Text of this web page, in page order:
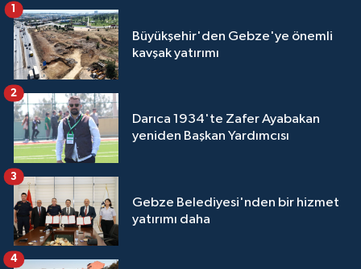
Büyükşehir'den Gebze'ye önemli
kavşak yatırımı
Darıca 1934'te Zafer Ayabakan
yeniden Başkan Yardımcısı
2
Gebze Belediyesi'nden bir hizmet
yatırımı daha
3
4